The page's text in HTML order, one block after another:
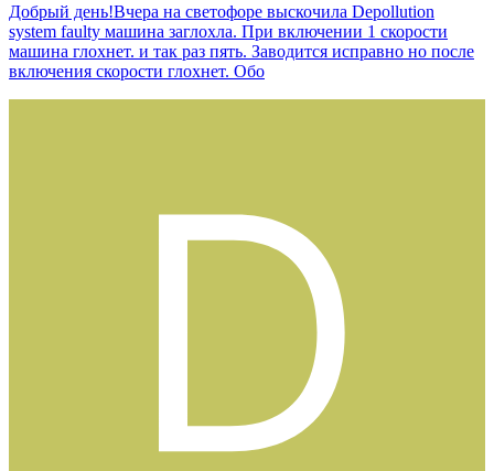
Добрый день!Вчера на светофоре выскочила Depollution
system faulty машина заглохла. При включении 1 скорости
машина глохнет. и так раз пять. Заводится исправно но после
включения скорости глохнет. Обо